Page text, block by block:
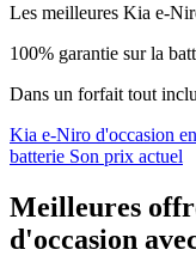
Les meilleures Kia e-
100% garantie sur la
Dans un forfait tout
Kia e-Niro d'occasion
batterie Son prix actuel
Meilleures
d'occasion